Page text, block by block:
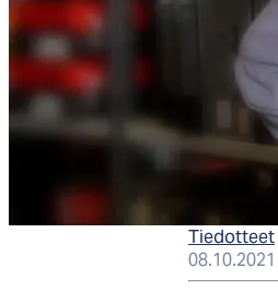
Tiedotteet
08.10.2021